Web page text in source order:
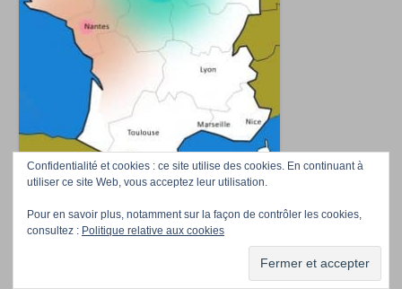
Accueil Téléchargez nos photos Professionnels/Event managers Contact
Confidentialité et cookies : ce site utilise des cookies. En continuant à
utiliser ce site Web, vous acceptez leur utilisation.
Pour en savoir plus, notamment sur la façon de contrôler les cookies,
consultez : Politique relative aux cookies